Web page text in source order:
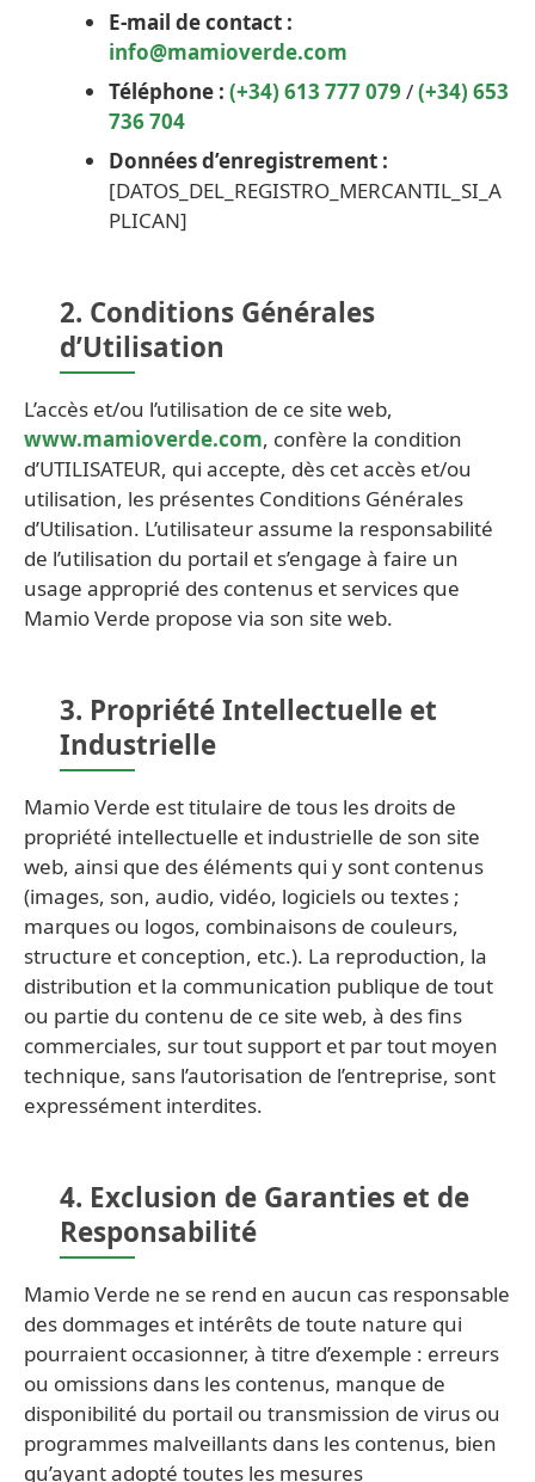
E-mail de contact :
info@mamioverde.com
Téléphone : (+34) 613 777 079 /(+34) 653
736 704
Données d’enregistrement :
[DATOS_DEL_REGISTRO_MERCANTIL_SI_A
PLICAN]
2. Conditions Générales
d’Utilisation
L’accès et/ou l’utilisation de ce site web,
www.mamioverde.com, confère la condition
d’UTILISATEUR, qui accepte, dès cet accès et/ou
utilisation, les présentes Conditions Générales
d’Utilisation. L’utilisateur assume la responsabilité
de l’utilisation du portail et s’engage à faire un
usage approprié des contenus et services que
Mamio Verde propose via son site web.
3. Propriété Intellectuelle et
Industrielle
Mamio Verde est titulaire de tous les droits de
propriété intellectuelle et industrielle de son site
web, ainsi que des éléments qui y sont contenus
(images, son, audio, vidéo, logiciels ou textes ;
marques ou logos, combinaisons de couleurs,
structure et conception, etc.). La reproduction, la
distribution et la communication publique de tout
ou partie du contenu de ce site web, à des fins
commerciales, sur tout support et par tout moyen
technique, sans l’autorisation de l’entreprise, sont
expressément interdites.
4. Exclusion de Garanties et de
Responsabilité
Mamio Verde ne se rend en aucun cas responsable
des dommages et intérêts de toute nature qui
pourraient occasionner, à titre d’exemple : erreurs
ou omissions dans les contenus, manque de
disponibilité du portail ou transmission de virus ou
programmes malveillants dans les contenus, bien
qu’ayant adopté toutes les mesures